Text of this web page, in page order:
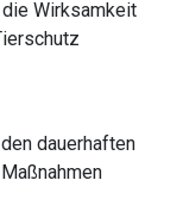
Wirksamkeit
dauerhaften